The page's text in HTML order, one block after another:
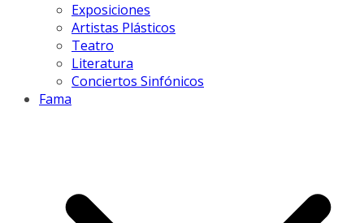
Exposiciones
Artistas Plásticos
Teatro
Literatura
Conciertos Sinfónicos
Fama